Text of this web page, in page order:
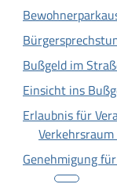
Bußgeld im
Einsicht ins
Erlaubnis für
Genehmigung